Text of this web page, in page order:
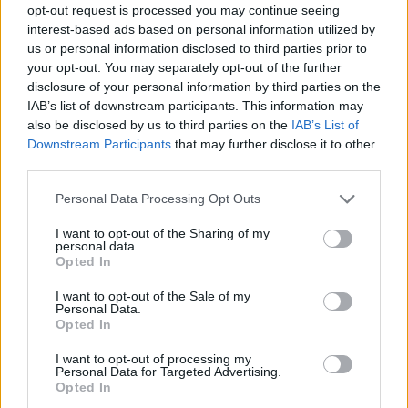
opt-out request is processed you may continue seeing
interest-based ads based on personal information utilized by
us or personal information disclosed to third parties prior to
your opt-out. You may separately opt-out of the further
disclosure of your personal information by third parties on the
IAB’s list of downstream participants. This information may
also be disclosed by us to third parties on the IAB’s List of
Downstream Participants that may further disclose it to other
Please note that this website/app uses one or more Google
not limited to your visit or usage behaviour. You may click to
grant or deny consent to Google and its third-party tags to
use your data for below specified purposes in below Google
consent section.
Personal Data Processing Opt Outs
I want to opt-out of the Sharing of my
personal data.
Opted In
I want to opt-out of the Sale of my
Personal Data.
Opted In
I want to opt-out of processing my
Personal Data for Targeted Advertising.
Opted In
4 dager senere var det 3-mil klassisk i Davos. Her
hadde jeg visse forhåpninger etter å ha levert gode
løp her før.
Etter 4 km mistet jeg nesten motet da jeg fikk høre
at jeg allerede var halvminuttet bak Myllyllä. Må
vel innrømme at jeg ble litt rystet av den
meldingen og brukte den neste mila til å spekulere
over hva som var galt. På slutten klarte jeg å
at jeg avanserte fra en middelmådig plassering til
en bra 4. plass.
Løpet i Davos satt i kroppen overraskende lenge,
for 5 dager etterpå var jeg fortsatt sliten. At jeg
fikk omgangssyken dagen etterpå gjorde ikke
tingene bedre. Etter det gikk det bra og jeg fikk
noen fine treningsdager hjemme. Sprintløpene i